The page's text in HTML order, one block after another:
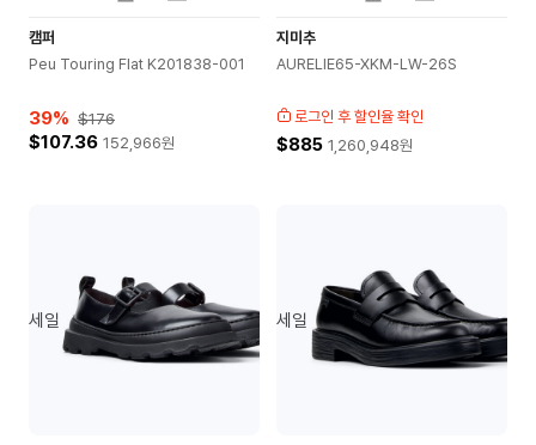
캠퍼
Peu Touring Flat K201838-001
39% $176
$107.36 152,966원
지미추
AURELIE65-XKM-LW-26S
로그인 후 할인율 확인
$885 1,260,948원
세일 세일